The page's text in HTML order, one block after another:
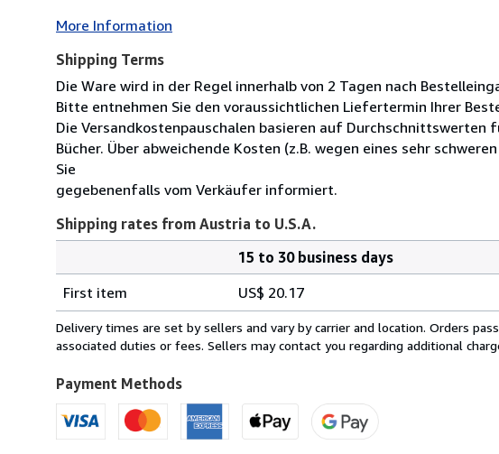
More Information
Shipping Terms
Die Ware wird in der Regel innerhalb von 2 Tagen nach
Bitte entnehmen Sie den voraussichtlichen Liefertermin Ihrer
Die Versandkostenpauschalen basieren auf Durchschnittswerten
Bücher. Über abweichende Kosten (z.B. wegen eines sehr
Sie
gegebenenfalls vom Verkäufer informiert.
Shipping rates from Austria to U.S.A.
rates
from
Austria
U.S.A.
15 to 30 business days
First item
US$ 20.17
Delivery times are set by sellers and vary by carrier and location. Orders
associated duties or fees. Sellers may contact you regarding additional
Payment Methods